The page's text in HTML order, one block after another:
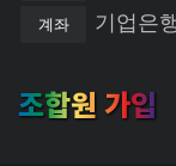
계좌 기업은
조합원 가입